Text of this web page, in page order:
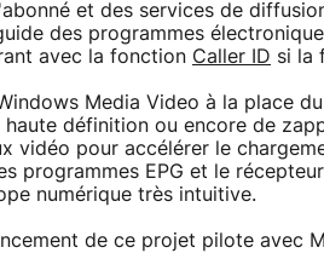
et des services de
des programmes
avec la fonction Caller ID si la
Media Video à la place
définition ou encore de
vidéo pour accélérer le
programmes EPG et le
numérique très intuitive.
de ce projet pilote avec